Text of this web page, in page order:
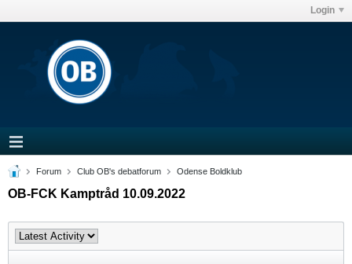
Login
Forum Club OB's debatforum Odense Boldklub
OB-FCK Kamptråd 10.09.2022